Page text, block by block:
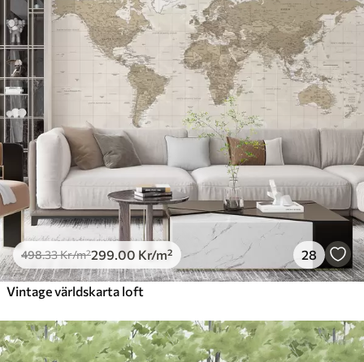
498.33Kr/m²299 .00 Kr/m² 28
Vintage världskarta loft